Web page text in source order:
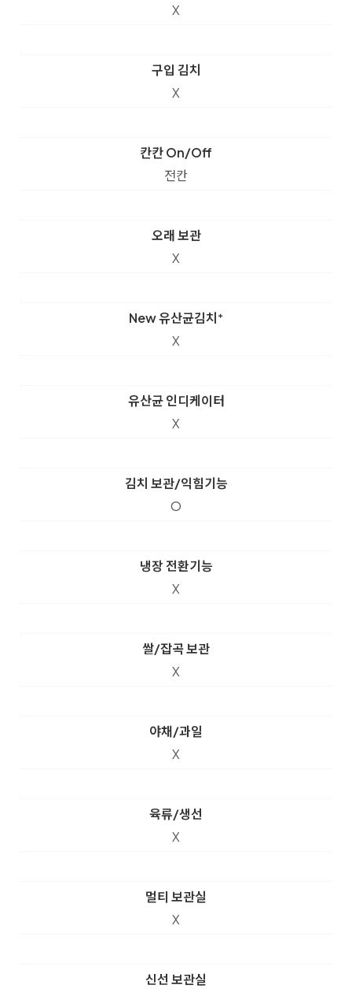
X
구입 김치
X
칸칸 On/Off
전칸
오래 보관
X
New 유산균김치⁺
X
유산균 인디케이터
X
김치 보관/익힘기능
O
냉장 전환기능
X
쌀/잡곡 보관
X
야채/과일
X
육류/생선
X
멀티 보관실
X
신선 보관실